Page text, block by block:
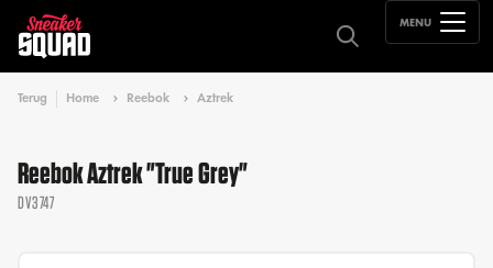
MENU
Terug Home Reebok Aztrek
Reebok Aztrek "True Grey"
DV3747